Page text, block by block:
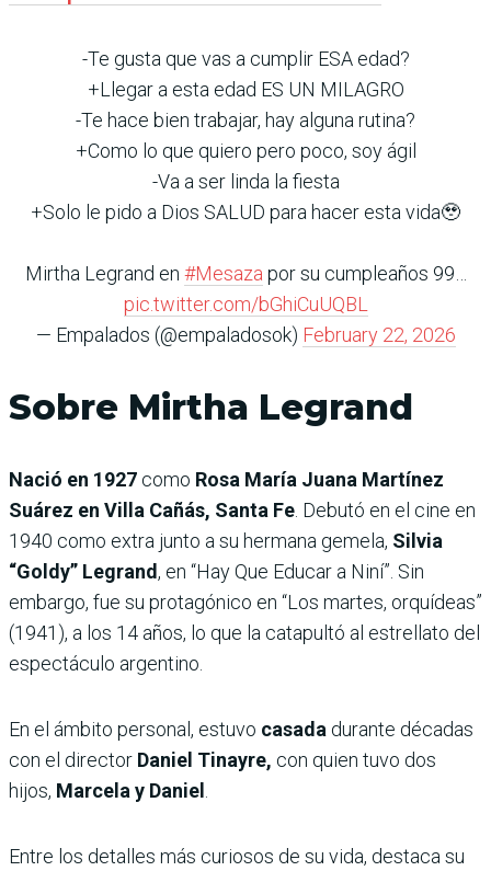
-Te gusta que vas a cumplir ESA edad?
+Llegar a esta edad ES UN MILAGRO
-Te hace bien trabajar, hay alguna rutina?
+Como lo que quiero pero poco, soy ágil
-Va a ser linda la fiesta
+Solo le pido a Dios SALUD para hacer esta vida🥹
Mirtha Legrand en #Mesaza por su cumpleaños 99…
pic.twitter.com/bGhiCuUQBL
— Empalados (@empaladosok) February 22, 2026
Sobre Mirtha Legrand
Nació en 1927 como Rosa María Juana Martínez
Suárez en Villa Cañás, Santa Fe . Debutó en el cine en
1940 como extra junto a su hermana gemela, Silvia
“Goldy” Legrand, en “Hay Que Educar a Niní”. Sin
embargo, fue su protagónico en “Los martes, orquídeas”
(1941), a los 14 años, lo que la catapultó al estrellato del
espectáculo argentino.
En el ámbito personal, estuvo casada durante décadas
con el director Daniel Tinayre, con quien tuvo dos
hijos, Marcela y Daniel
​Entre los detalles más curiosos de su vida, destaca su